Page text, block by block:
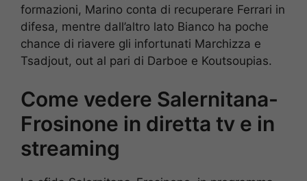
formazioni, Marino conta di recuperare Ferrari in
difesa, mentre dall’altro lato Bianco ha poche
chance di riavere gli infortunati Marchizza e
Tsadjout, out al pari di Darboe e Koutsoupias.
Come vedere Salernitana-
Frosinone in diretta tv e in
streaming